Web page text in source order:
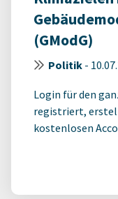
(GModG)
Politik -
Login für den
registriert,
kostenlosen